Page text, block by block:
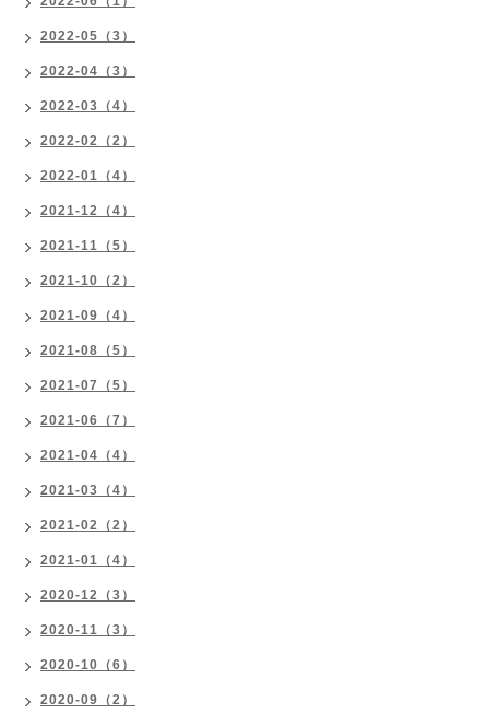
2022-05（3）
2022-04（3）
2022-03（4）
2022-02（2）
2022-01（4）
2021-12（4）
2021-11（5）
2021-10（2）
2021-09（4）
2021-08（5）
2021-07（5）
2021-06（7）
2021-04（4）
2021-03（4）
2021-02（2）
2021-01（4）
2020-12（3）
2020-11（3）
2020-10（6）
2020-09（2）